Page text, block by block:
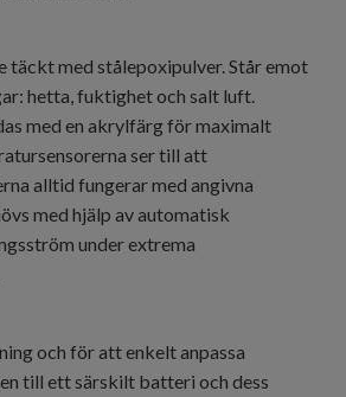
täckt med stålepoxipulver. Står emot
hetta, fuktighet och salt luft.
med en akrylfärg för maximalt
ser till att
alltid fungerar med angivna
med hjälp av automatisk
under extrema
och för att enkelt anpassa
till ett särskilt batteri och dess